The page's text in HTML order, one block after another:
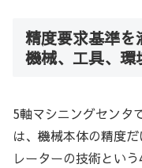
精度要求基準を
機械、工具、環
5軸マシニングセンタ
は、機械本体の精度
レーターの技術とい